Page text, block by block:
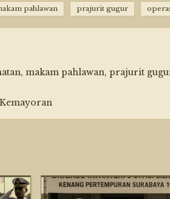
pahlawan prajurit gugur
makam pahlawan, prajurit